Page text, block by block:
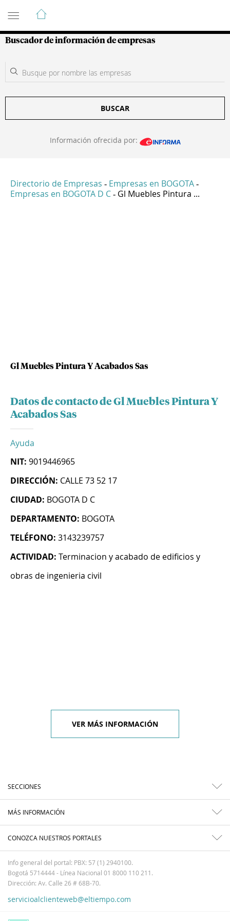
Guía de Empresas Colombianas
Buscador de información de empresas
BUSCAR
Información ofrecida por:
Directorio de Empresas - Empresas en BOGOTA -
Empresas en BOGOTA D C - Gl Muebles Pintura ...
Gl Muebles Pintura Y Acabados Sas
Datos de contacto de Gl Muebles Pintura Y
Acabados Sas
Ayuda
NIT: 9019446965
DIRECCIÓN: CALLE 73 52 17
CIUDAD: BOGOTA D C
DEPARTAMENTO: BOGOTA
TELÉFONO: 3143239757
ACTIVIDAD: Terminacion y acabado de edificios y
obras de ingenieria civil
VER MÁS INFORMACIÓN
SECCIONES
MÁS INFORMACIÓN
CONOZCA NUESTROS PORTALES
Info general del portal: PBX: 57 (1) 2940100.
Bogotá 5714444 - Línea Nacional 01 8000 110 211.
Dirección: Av. Calle 26 # 68B-70.
servicioalclienteweb@eltiempo.com